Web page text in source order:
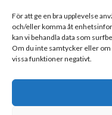
För att ge en bra upplevelse
och/eller komma åt
kan vi behandla data som
Om du inte samtycker eller
vissa funktioner negativt.
All information på denna sida
information på sidan inte
mail